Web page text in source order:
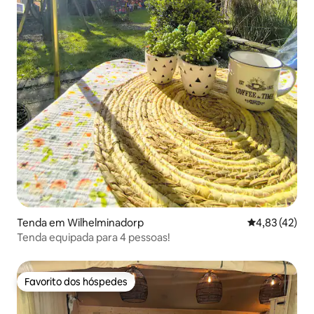
Tenda em Wilhelminadorp Classificação
4,83 (42)
Tenda equipada para 4 pessoas!
Favorito dos hóspedes
Favorito dos hóspedes